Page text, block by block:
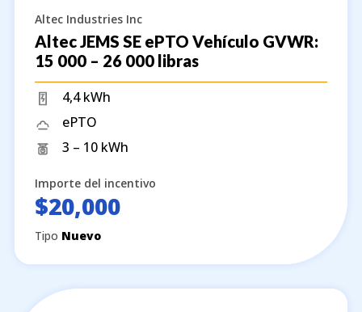
Altec Industries Inc
Altec JEMS SE ePTO Vehículo GVWR:
15 000 – 26 000 libras
4,4 kWh
ePTO
3 – 10 kWh
Importe del incentivo
$20,000
Tipo Nuevo